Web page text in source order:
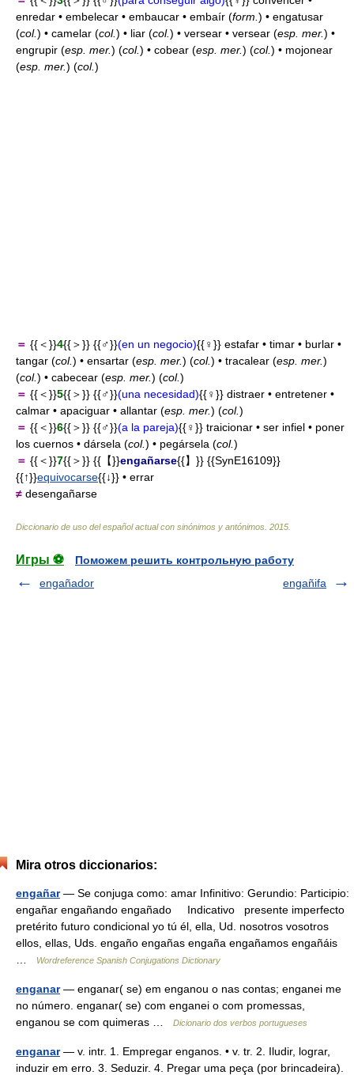
enredar • embelecar • embaucar • embaír (form. ) • engatusar
(col.) • camelar (col.) • liar (col.) • versear • versear (esp. mer.) •
engrupir (esp. mer.) (col.) • cobear (esp. mer.) (col.) • mojonear
(esp. mer.) (col.)
＝ {{＜}}4{{＞}} {{♂}}(en un negocio){{♀}} estafar • timar • burlar •
tangar (col.) • ensartar (esp. mer.) (col.) • tracalear (esp. mer.)
(col.) • cabecear (esp. mer.) (col.)
＝ {{＜}}5{{＞}} {{♂}}(una necesidad){{♀}} distraer • entretener •
calmar • apaciguar • allantar (esp. mer.) (col.)
＝ {{＜}}6{{＞}} {{♂}}(a la pareja){{♀}} traicionar • ser infiel • poner
los cuernos • dársela (col.) • pegársela (col.)
＝ {{＜}}7{{＞}} {{【}}engañarse{{】}} {{SynE16109}}
{{↑}}equivocarse{{↓}} • errar
≠ desengañarse
Diccionario de uso del español actual con sinónimos y antónimos 2015
Игры ⚽
Поможем решить контрольную работу
engañador
engañifa
Mira otros diccionarios:
engañar— Se conjuga como: amar Infinitivo: Gerundio: Participio:
engañar engañando engañado Indicativo presente imperfecto
pretérito futuro condicional yo tú él, ella, Ud. nosotros vosotros
ellos, ellas, Uds. engaño engañas engaña engañamos engañáis
Wordreference Spanish Conjugations Dictionary
enganar— enganar( se) em enganou o nas contas; enganei me
no número. enganar( se) com enganei o com promessas,
enganou se com quimeras …
Dicionario dos verbos portugueses
enganar— v. intr. 1. Empregar enganos. • v. tr. 2. Iludir, lograr,
induzir em erro. 3. Seduzir. 4. Pregar uma peça (por brincadeira).